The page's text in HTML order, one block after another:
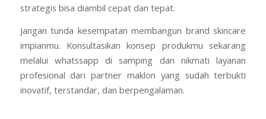
strategis bisa diambil cepat dan tepat.
Jangan tunda kesempatan membangun brand skincare
impianmu. Konsultasikan konsep produkmu sekarang
melalui whatssapp di samping dan nikmati layanan
profesional dari partner maklon yang sudah terbukti
inovatif, terstandar, dan berpengalaman.